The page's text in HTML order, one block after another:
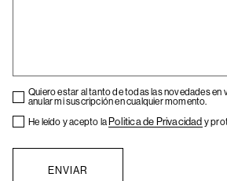
Checkbox
Quiero estar al tanto de todas las novedades en
anular mi suscripción en cualquier momento.
Checkbox
He leído y acepto la Politica de Privacidad y